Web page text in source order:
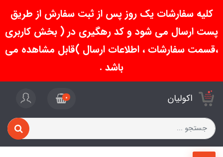
کلیه سفارشات یک روز پس از ثبت سفارش از طریق
پست ارسال می شود و کد رهگیری در ( بخش کاربری
،قسمت سفارشات ، اطلاعات ارسال )قابل مشاهده می
باشد .
اکولیان 0